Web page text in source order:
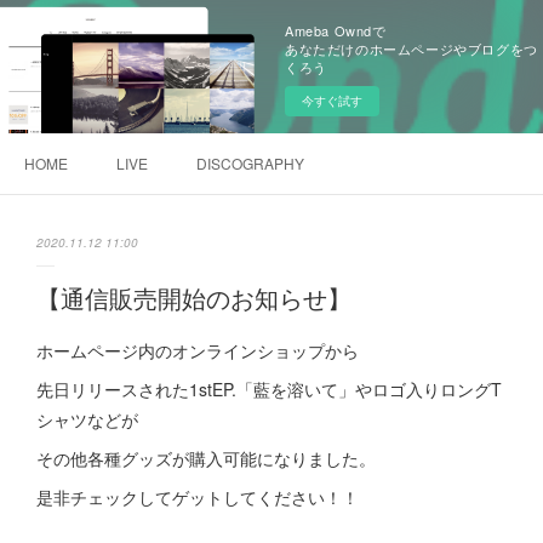
Ameba Owndで
あなただけのホームページやブログをつ
くろう
今すぐ試す
HOME LIVE DISCOGRAPHY
2020.11.12 11:00
【通信販売開始のお知らせ】
ホームページ内のオンラインショップから
先日リリースされた1stEP.「藍を溶いて」やロゴ入りロングT
シャツなどが
その他各種グッズが購入可能になりました。
是非チェックしてゲットしてください！！